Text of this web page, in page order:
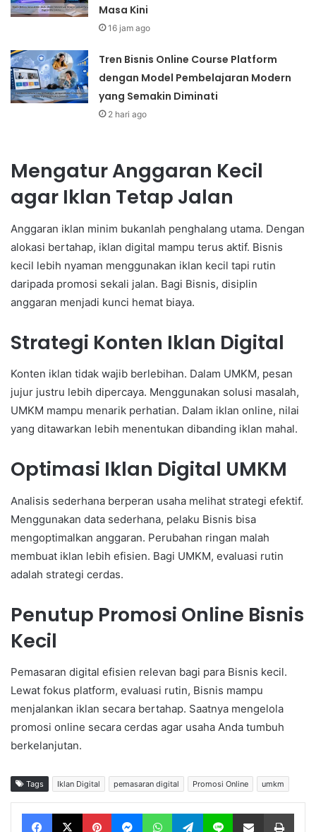
Masa Kini
16 jam ago
Tren Bisnis Online Course Platform
dengan Model Pembelajaran Modern
yang Semakin Diminati
2 hari ago
Mengatur Anggaran Kecil
agar Iklan Tetap Jalan
Anggaran iklan minim bukanlah penghalang utama. Dengan
alokasi bertahap, iklan digital mampu terus aktif. Bisnis
kecil lebih nyaman menggunakan iklan kecil tapi rutin
daripada promosi sekali jalan. Bagi Bisnis, disiplin
anggaran menjadi kunci hemat biaya.
Strategi Konten Iklan Digital
Konten iklan tidak wajib berlebihan. Dalam UMKM, pesan
jujur justru lebih dipercaya. Menggunakan solusi masalah,
UMKM mampu menarik perhatian. Dalam iklan online, nilai
yang ditawarkan lebih menentukan dibanding iklan mahal.
Optimasi Iklan Digital UMKM
Analisis sederhana berperan usaha melihat strategi efektif.
Menggunakan data sederhana, pelaku Bisnis bisa
mengoptimalkan anggaran. Perubahan ringan malah
membuat iklan lebih efisien. Bagi UMKM, evaluasi rutin
adalah strategi cerdas.
Penutup Promosi Online Bisnis
Kecil
Pemasaran digital efisien relevan bagi para Bisnis kecil.
Lewat fokus platform, evaluasi rutin, Bisnis mampu
menjalankan iklan secara bertahap. Saatnya mengelola
promosi online secara cerdas agar usaha Anda tumbuh
berkelanjutan.
Tags Iklan Digital pemasaran digital Promosi Online umkm
Facebook X Pinterest Messenger WhatsApp Telegram Line Share via Email